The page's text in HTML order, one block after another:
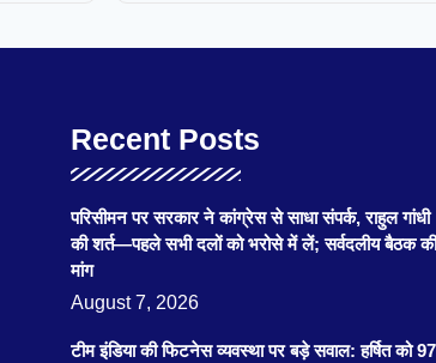
Recent Posts
परिसीमन पर सरकार ने कांग्रेस से साधा संपर्क, राहुल गांधी
की शर्त—पहले सभी दलों को भरोसे में लें; सर्वदलीय बैठक की
मांग
August 7, 2026
टीम इंडिया की फिटनेस व्यवस्था पर बड़े सवाल: हर्षित को 97